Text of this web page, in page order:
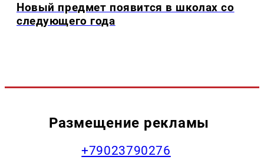
Новый предмет появится в школах со
следующего года
Размещение рекламы
+79023790276